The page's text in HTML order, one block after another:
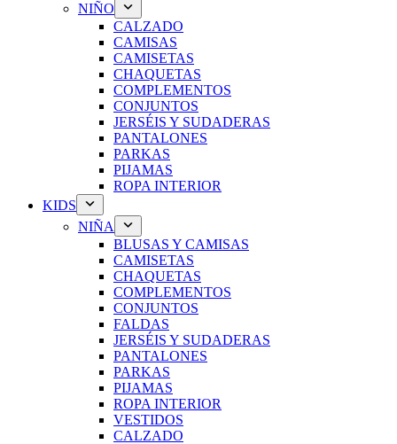
NIÑO
CALZADO
CAMISAS
CAMISETAS
CHAQUETAS
COMPLEMENTOS
CONJUNTOS
JERSÉIS Y SUDADERAS
PANTALONES
PARKAS
PIJAMAS
ROPA INTERIOR
KIDS
NIÑA
BLUSAS Y CAMISAS
CAMISETAS
CHAQUETAS
COMPLEMENTOS
CONJUNTOS
FALDAS
JERSÉIS Y SUDADERAS
PANTALONES
PARKAS
PIJAMAS
ROPA INTERIOR
VESTIDOS
CALZADO